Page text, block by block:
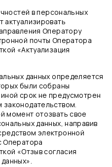
в персональных
Оператору
почты Оператора
«Актуализация
данных определяется
были собраны
срок не предусмотрен
момент отозвать свое
данных, направив
электронной
Оператора
«Отзыв согласия